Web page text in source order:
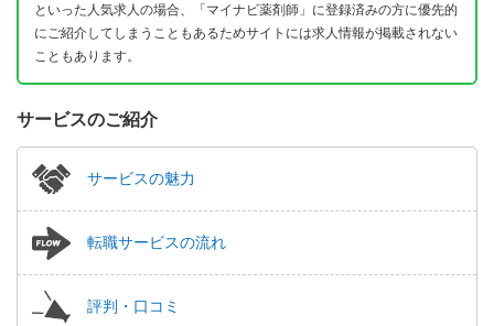
といった人気求人の場合、「マイナビ薬剤師」に登録済みの方に優先的
にご紹介してしまうこともあるためサイトには求人情報が掲載されない
こともあります。
サービスのご紹介
サービスの魅力
転職サービスの流れ
評判・口コミ